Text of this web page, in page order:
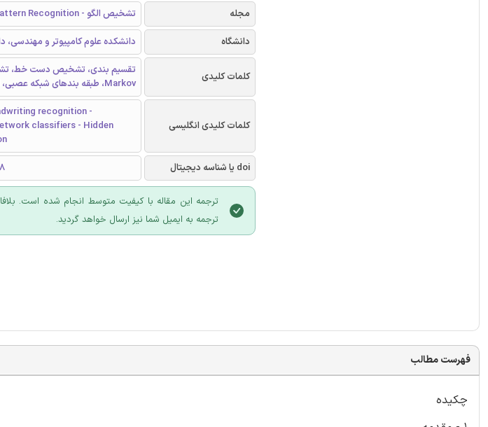
مجله
تشخیص الگو - Pattern Recognition
دانشگاه
دانشکده علوم کامپیوتر و مهندسی،
کلمات کلیدی
تقسیم بندی، تشخیص دست خط،
Markov، طبقه بندهای شبکه عصبی، استخراج ویژگی، تشخیص کاراکتر نوری
کلمات کلیدی انگلیسی
recognition -
classifiers - Hidden
doi یا شناسه دیجیتال
ترجمه این مقاله با کیفیت متوسط انجام شده است.
ترجمه به ایمیل شما نیز ارسال خواهد گردید.
فهرست مطالب
چکیده